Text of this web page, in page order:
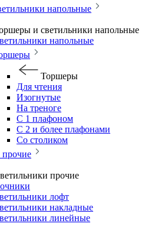
напольные
и светильники напольные
напольные
Торшеры
Для чтения
Изогнутые
На треноге
С 1 плафоном
С 2 и более плафонами
Со столиком
прочие
лофт
накладные
линейные